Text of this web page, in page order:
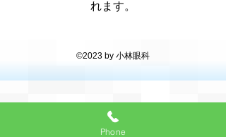
れます。
©2023 by 小林眼科
Phone